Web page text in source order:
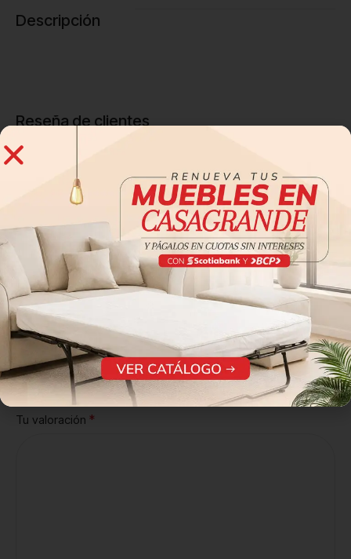
Descripción
Reseña de clientes
0
0
0
Sé el primero en valorar “Sillón Reclinable Lyon”
Tu dirección de correo electrónico no será publicada. Los
campos obligatorios están marcados con*
Tu puntuación*
Tu valoración *